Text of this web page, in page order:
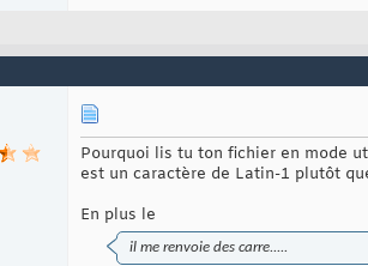
Pourquoi lis tu ton fichier en mode
est un caractère de Latin-1 plutôt
En plus le
il me renvoie des carre.....